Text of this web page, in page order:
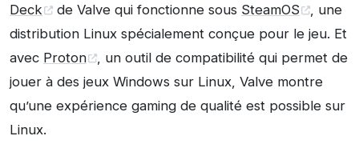
Deck
de Valve qui fonctionne sous SteamOS
, une
distribution Linux spécialement conçue pour le jeu. Et
avec Proton
, un outil de compatibilité qui permet de
jouer à des jeux Windows sur Linux, Valve montre
qu’une expérience gaming de qualité est possible sur
Linux.